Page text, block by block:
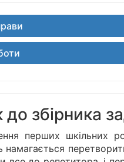
збірника
перших шкільних
намагається